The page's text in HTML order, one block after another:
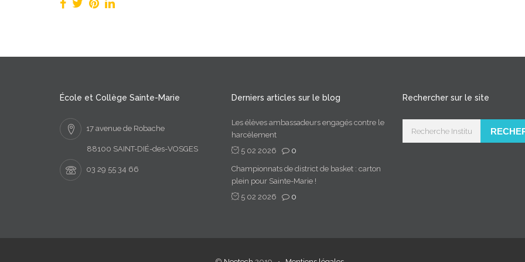
École et Collège Sainte-Marie
17 avenue de Robache
88100 SAINT-DIÉ-des-VOSGES
03 29 55 34 66
Derniers articles sur le blog
Les élèves ambassadeurs engagés contre le
harcèlement
5 02 2026
0
Championnats de district de basket : carton
plein pour Sainte-Marie !
5 02 2026
0
Rechercher sur le site